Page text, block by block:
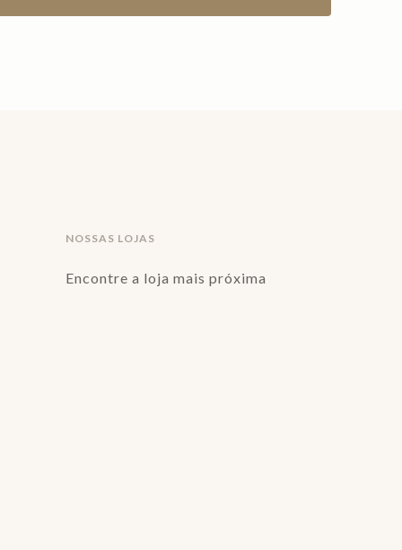
NOSSAS LOJAS
Encontre a loja mais próxima